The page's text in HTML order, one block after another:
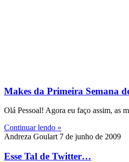
Makes da Primeira Semana
Olá Pessoal! Agora eu faço assim, as
Continuar lendo »
Andreza Goulart 7 de junho de 2009
Esse Tal de Twitter…